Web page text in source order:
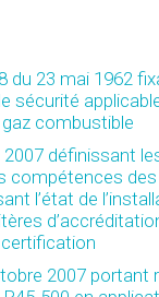
du 23 mai 1962
sécurité
combustible
2007 définissant
compétences
l’état de
2007 portant